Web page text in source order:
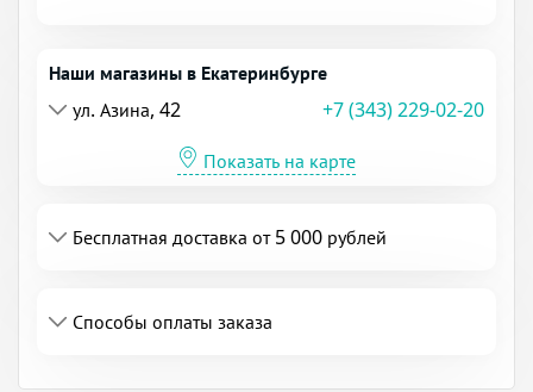
Наши магазины в Екатеринбурге
ул. Азина, 42
+7 (343) 229-02-20
Показать на карте
Бесплатная доставка от 5 000 рублей
Способы оплаты заказа